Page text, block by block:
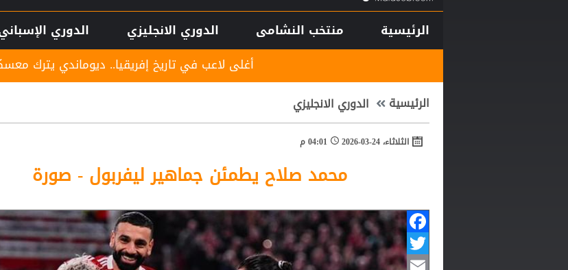
الرئيسية منتخب النشامى الدوري الانجليزي الدوري
أغلى لاعب في تاريخ إفريقيا.. ديوماندي يترك معسكر لايبزيغ للانضمام
الرئيسية الدوري الانجليزي
الثلاثاء، 24-03-2026 04:01 م
محمد صلاح يطمئن جماهير ليفربول - صورة
Facebook
Twitter
Email